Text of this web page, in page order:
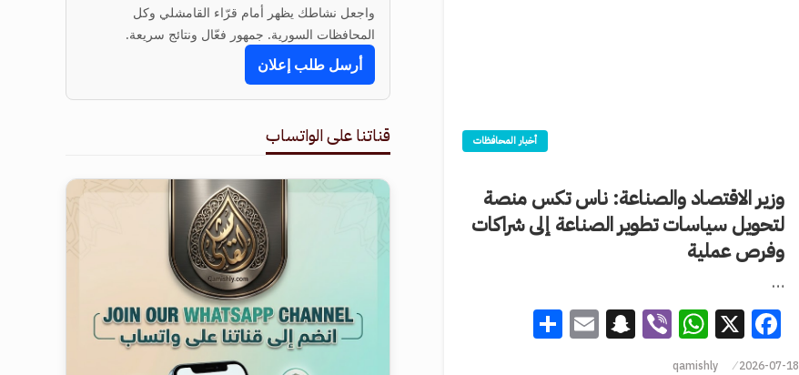
أخبار المحافظات
وزير الاقتصاد والصناعة: ناس تكس منصة
لتحويل سياسات تطوير الصناعة إلى شراكات
وفرص عملية
…
Facebook
X
WhatsApp
Viber
Snapchat
Email
2026-07-18
qamishly
واجعل نشاطك يظهر أمام قرّاء القامشلي وكل
المحافظات السورية. جمهور فعّال ونتائج سريعة.
أرسل طلب إعلان
قناتنا على الواتساب